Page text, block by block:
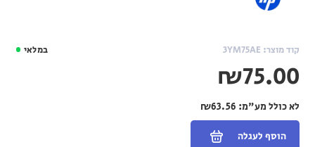
במלאי קוד מוצר: 3YM75AE
₪75.00
לא כולל מע"מ:
הוסף לעגלה